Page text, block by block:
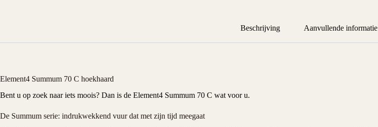
Beschrijving Aanvullende informatie
Element4 Summum 70 C hoekhaard
Bent u op zoek naar iets moois? Dan is de Element4 Summum 70 C wat voor u.
De Summum serie: indrukwekkend vuur dat met zijn tijd meegaat